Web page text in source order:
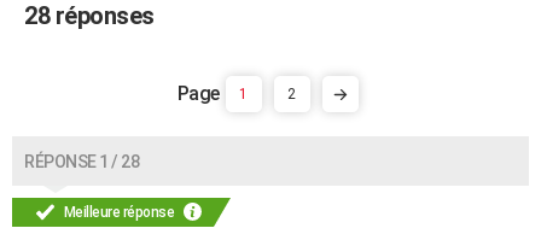
COPAINS D'AVANT
Bricolage
Lifestyle
Culture
Sport
Auto
Television
Voyage
Cinema
28 réponses
1 2
RÉPONSE 1 / 28
Meilleure réponse